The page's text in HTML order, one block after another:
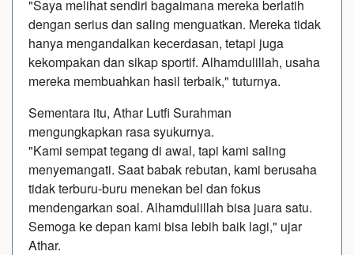
"Saya melihat sendiri bagaimana mereka berlatih
dengan serius dan saling menguatkan. Mereka tidak
hanya mengandalkan kecerdasan, tetapi juga
kekompakan dan sikap sportif. Alhamdulillah, usaha
mereka membuahkan hasil terbaik," tuturnya.
Sementara itu, Athar Lutfi Surahman
mengungkapkan rasa syukurnya.
"Kami sempat tegang di awal, tapi kami saling
menyemangati. Saat babak rebutan, kami berusaha
tidak terburu-buru menekan bel dan fokus
mendengarkan soal. Alhamdulillah bisa juara satu.
Semoga ke depan kami bisa lebih baik lagi," ujar
Athar.